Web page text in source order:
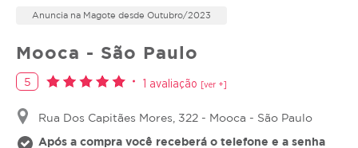
Anuncia na Magote desde Outubro/2023
Mooca - São Paulo
5 1 avaliação [ver +]
Rua Dos Capitães Mores, 322 - Mooca - São Paulo
Após a compra você receberá o telefone e a senha